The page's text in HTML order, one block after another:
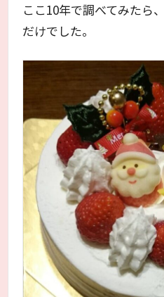
ここ10年で調べてみたら
だけでした。